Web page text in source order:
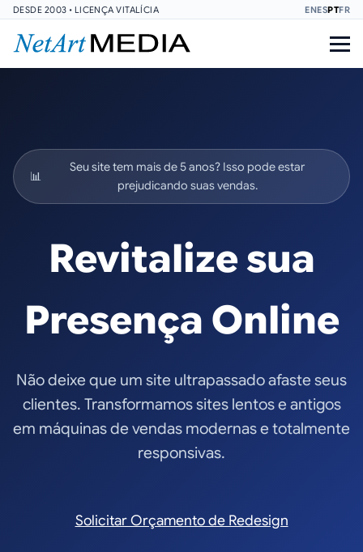
DESDE 2003 • LICENÇA VITALÍCIA ENESPTFR
📊
Seu site tem mais de 5 anos? Isso pode estar
prejudicando suas vendas.
Revitalize sua
Presença Online
Não deixe que um site ultrapassado afaste seus
clientes. Transformamos sites lentos e antigos
em máquinas de vendas modernas e totalmente
responsivas.
Solicitar Orçamento de Redesign